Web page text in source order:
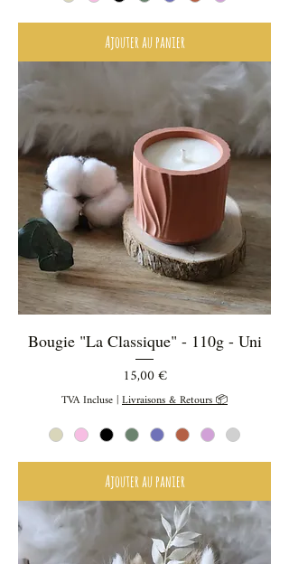
Ajouter au panier
Bougie "La Classique" - 110g - Uni
Prix
15,00 €
TVA Incluse|Livraisons & Retours 📦
Ajouter au panier